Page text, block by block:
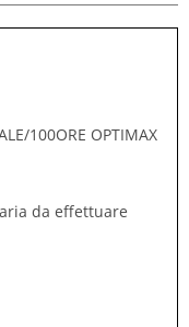
100ORE OPTIMAX
da effettuare